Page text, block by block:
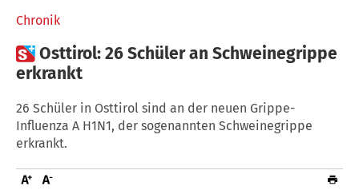
Chronik
Osttirol: 26 Schüler an Schweinegrippe
erkrankt
26 Schüler in Osttirol sind an der neuen Grippe-
Influenza A H1N1, der sogenannten Schweinegrippe
erkrankt.